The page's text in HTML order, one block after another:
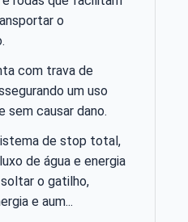
o
com trava de
um uso
sem causar dano.
de stop total,
de água e energia
o gatilho,
e aum...